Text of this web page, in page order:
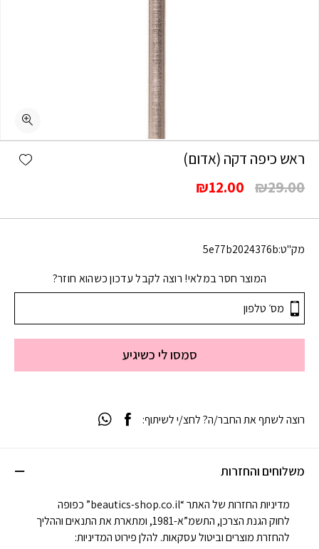
ראש כיפה דקה (אדום)
₪29.00
המחיר
היה:
₪29.00.
₪12.00
המחיר
הוא:
מק"ט:5e77b2024376b
המוצר חסר במלאי! רוצה לקבל עדכון כשהוא חוזר?
סמסו לי כשיגיע
משלוחים והחזרות
מדיניות החזרות של האתר “beautics-shop.co.il” כפופה
לחוק הגנת הצרכן, התשמ”א-1981, ומתארת את התנאים וההליך
להחזרת מוצרים וביטול עסקאות. להלן פירוט המדיניות:
רוצה לשתף את החבר/ה? לחצ/י לשיתוף: